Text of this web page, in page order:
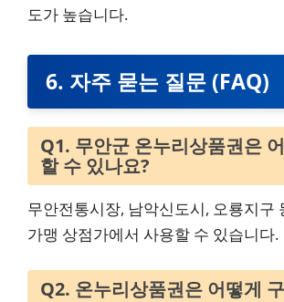
도가 높습니다.
6. 자주 묻는 질문 (FAQ)
Q1. 무안군 온누리상품권은
할 수 있나요?
무안전통시장, 남악신도시, 오룡지구
가맹 상점가에서 사용할 수 있습니다.
Q2. 온누리상품권은 어떻게